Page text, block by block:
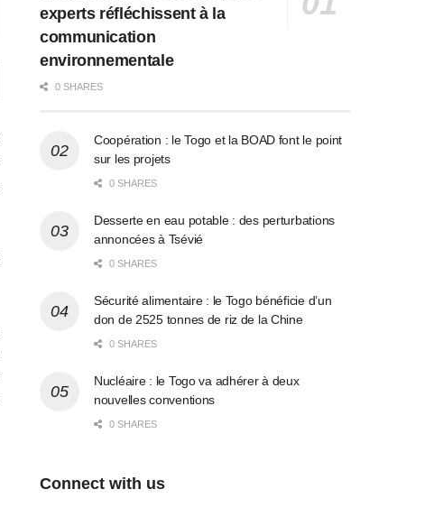
experts réfléchissent à la
communication
environnementale
0 SHARES
Coopération : le Togo et la BOAD font le point
sur les projets
0 SHARES
Desserte en eau potable : des perturbations
annoncées à Tsévié
0 SHARES
Sécurité alimentaire : le Togo bénéficie d’un
don de 2525 tonnes de riz de la Chine
0 SHARES
Nucléaire : le Togo va adhérer à deux
nouvelles conventions
0 SHARES
Connect with us